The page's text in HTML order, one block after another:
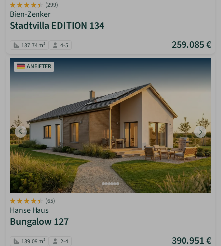
(299)
Bien-Zenker
Stadtvilla EDITION 134
137.74 m² 4-5 259.085 €
ANBIETER
(65)
Hanse Haus
Bungalow 127
139.09 m² 2-4 390.951 €